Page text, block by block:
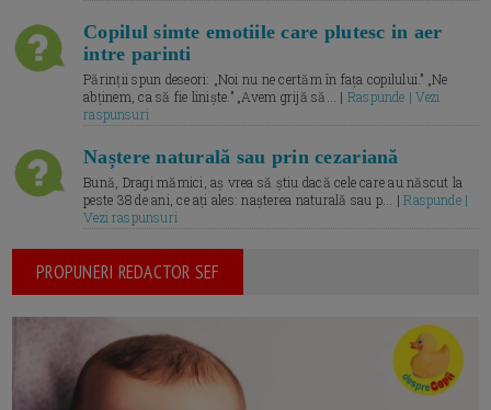
Copilul simte emotiile care plutesc in aer
intre parinti
Părinții spun deseori: „Noi nu ne certăm în fața copilului.” „Ne
abținem, ca să fie liniște.” „Avem grijă să... | Raspunde | Vezi
raspunsuri
Naștere naturală sau prin cezariană
Bună, Dragi mămici, aș vrea să știu dacă cele care au născut la
peste 38 de ani, ce ați ales: nașterea naturală sau p... |Raspunde |
Vezi raspunsuri
PROPUNERI REDACTOR SEF